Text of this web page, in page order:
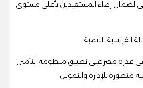
لضمان رضاء المستفيدين بأعلى مستوى
الفرنسية للتنمية:
قدرة مصر على تطبيق منظومة التأمين
متطورة للإدارة والتمويل